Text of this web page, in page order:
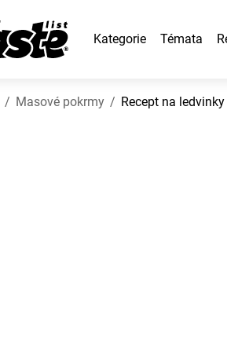
Kategorie Témata
Masové pokrmy Recept na